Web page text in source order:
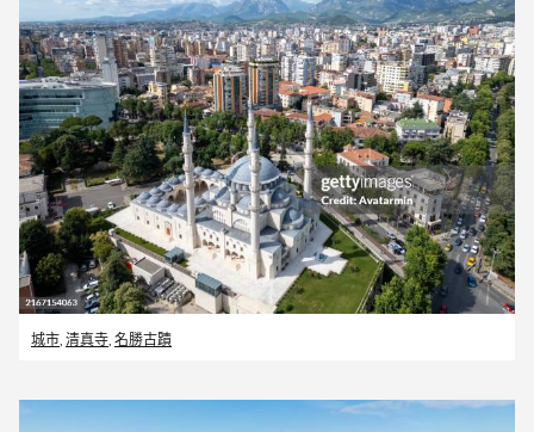
城市, 清真寺, 名勝古蹟